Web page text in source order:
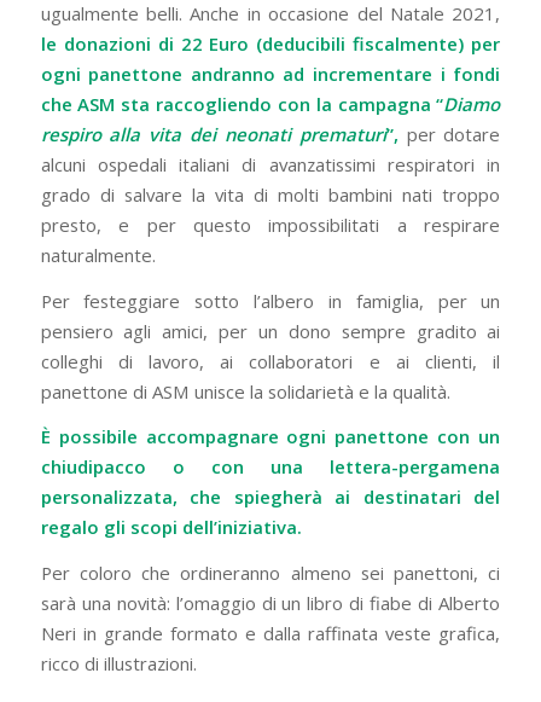
ugualmente belli. Anche in occasione del Natale 2021,
le donazioni di 22 Euro (deducibili fiscalmente) per
ogni panettone andranno ad incrementare i fondi
che ASM sta raccogliendo con la campagna “Diamo
respiro alla vita dei neonati prematuri”, per dotare
alcuni ospedali italiani di avanzatissimi respiratori in
grado di salvare la vita di molti bambini nati troppo
presto, e per questo impossibilitati a respirare
naturalmente.
Per festeggiare sotto l’albero in famiglia, per un
pensiero agli amici, per un dono sempre gradito ai
colleghi di lavoro, ai collaboratori e ai clienti, il
panettone di ASM unisce la solidarietà e la qualità.
È possibile accompagnare ogni panettone con un
chiudipacco o con una lettera-pergamena
personalizzata, che spiegherà ai destinatari del
regalo gli scopi dell’iniziativa.
Per coloro che ordineranno almeno sei panettoni, ci
sarà una novità: l’omaggio di un libro di fiabe di Alberto
Neri in grande formato e dalla raffinata veste grafica,
ricco di illustrazioni.